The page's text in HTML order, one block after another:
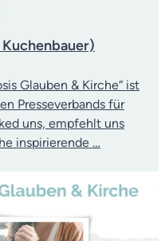
Glauben & Kirche“ ist
Presseverbands für
uns, empfehlt uns
inspirierende …